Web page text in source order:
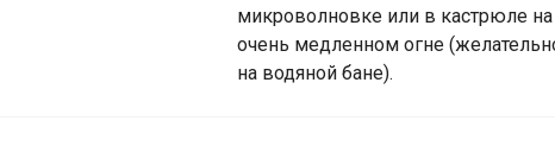
микроволновке или в кастрюле на
очень медленном огне
на водяной бане).